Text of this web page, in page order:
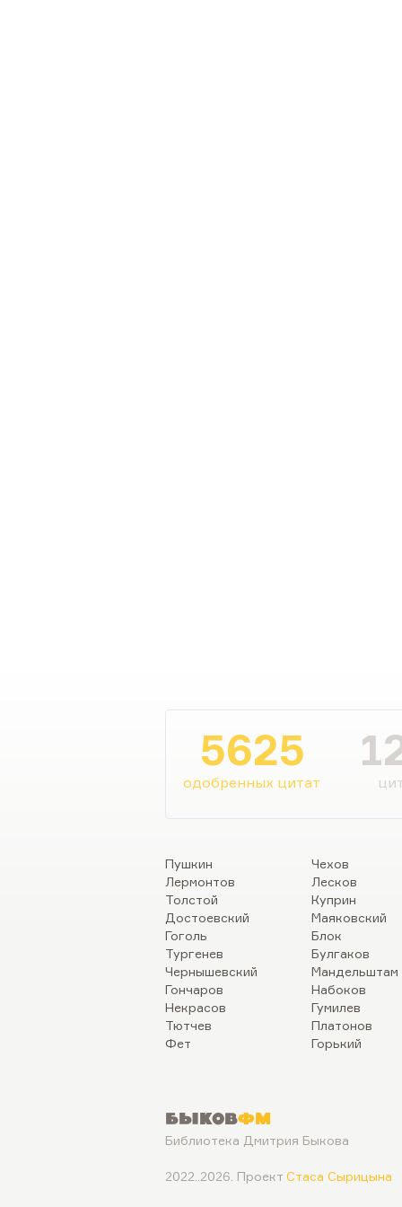
5625
одобренных цитат
Пушкин
Лермонтов
Толстой
Достоевский
Гоголь
Тургенев
Чернышевский
Гончаров
Некрасов
Тютчев
Фет
Чехов
Лесков
Куприн
Маяковский
Блок
Булгаков
Мандельштам
Набоков
Гумилев
Платонов
Горький
БыковФМ
Библиотека Дмитрия Быкова
2022..2026. Проект Стаса Сырицына